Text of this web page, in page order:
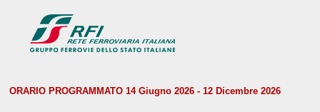
ORARIO PROGRAMMATO 14 Giugno 2026 - 12 Dicembre 2026